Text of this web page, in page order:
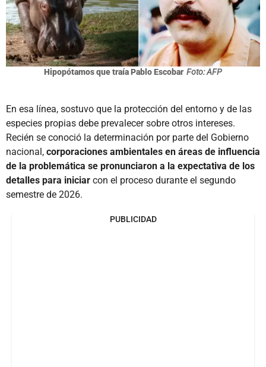
Hipopótamos que traía Pablo Escobar Foto: AFP
En esa línea, sostuvo que la protección del entorno y de las
especies propias debe prevalecer sobre otros intereses.
Recién se conoció la determinación por parte del Gobierno
nacional, corporaciones ambientales en áreas de influencia
de la problemática se pronunciaron a la expectativa de los
detalles para iniciar con el proceso durante el segundo
semestre de 2026.
PUBLICIDAD